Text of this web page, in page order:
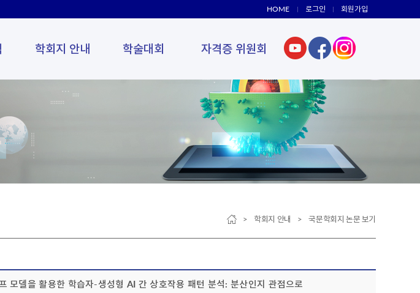
HOME 로그인 회원가입
학회지 안내 학술대회 자격증 위원회
> 학회지 안내 > 국문학회지 논문 보기
델을 활용한 학습자-생성형 AI 간 상호작용 패턴 분석: 분산인지 관점으로